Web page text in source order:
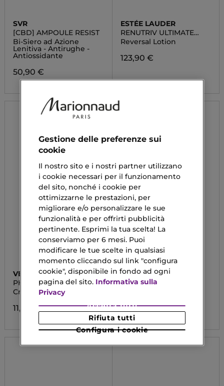
SVR
[CBD] AMPOULE RESIST
Bi-Siero ad Azione
Lenitiva - Antirughe -
Antiossidante
50,90 €
ESTÉE LAUDER
RENUTRIV ULTIMATE
DIAMOND TREATMENT
LOTION
Reversal Lotion
123,90 €
VEBIX
PHYTAMIN SOLARE
Crema Viso SPF50+
11,90 €
HOLIKA HOLIKA
HONEY ROYALACTIN
33,04 €
Gestione delle preferenze sui
cookie
Il nostro sito e i nostri partner utilizzano
i cookie necessari per il funzionamento
del sito, nonché i cookie per
ottimizzarne le prestazioni, per
migliorare e/o personalizzare le sue
funzionalità e per offrirti pubblicità
pertinente. Esprimi la tua scelta! La
conserviamo per 6 mesi. Puoi
modificare le tue scelte in qualsiasi
momento cliccando sul link "configura
cookie", disponibile in fondo ad ogni
pagina del sito. Informativa sulla
Privacy
Configura i cookie
Rifiuta tutti
Accetta tutti